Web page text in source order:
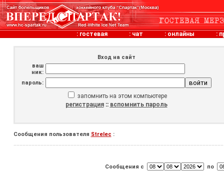
: гостевая : чат : онлайны :
Вход на сайт
ваш
ник:
пароль:
запомнить на этом компьютере
регистрация:: вспомнить пароль
Сообщения пользователя Strelec :
Сообщения с по